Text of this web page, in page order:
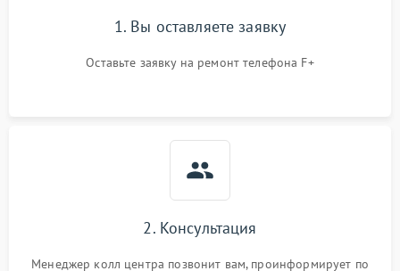
1. Вы оставляете заявку
Оставьте заявку на ремонт телефона F+
2. Консультация
Менеджер колл центра позвонит вам, проинформирует по